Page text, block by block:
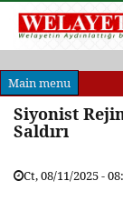
Main menu
Siyonist
Saldırı
Ct, 08/11/2025 -